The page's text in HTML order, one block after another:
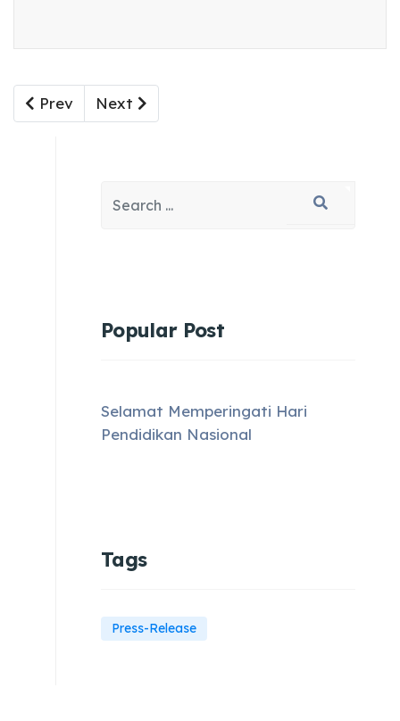
Previous article: PT Perikanan Indonesia telah
Prev Next article: Penyambutan Kapal
Next
Popular Post
Selamat Memperingati Hari
Pendidikan Nasional
Tags
Press-Release